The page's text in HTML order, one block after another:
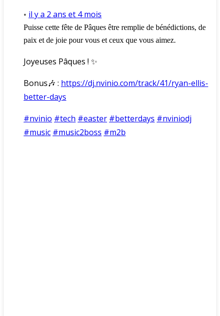
• il y a 2 ans et 4 mois
Puisse cette fête de Pâques être remplie de bénédictions, de
paix et de joie pour vous et ceux que vous aimez.
Joyeuses Pâques ! ✨
Bonus🎶 : https://dj.nvinio.com/track/41/ryan-ellis-
better-days
#nvinio #tech #easter #betterdays #nviniodj
#music #music2boss #m2b